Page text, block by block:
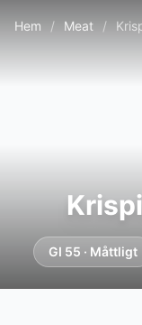
Hem / Meat /
GI 55 · Måttligt